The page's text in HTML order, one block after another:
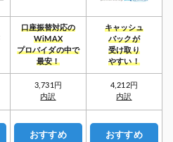
口座振替対応の
WiMAX
プロバイダの中で
最安！
キャッシュ
バックが
受け取り
やすい！
3,731円
内訳
4,212円
内訳
おすすめ
おすすめ